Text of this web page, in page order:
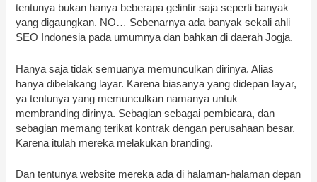
tentunya bukan hanya beberapa gelintir saja seperti banyak
yang digaungkan. NO… Sebenarnya ada banyak sekali ahli
SEO Indonesia pada umumnya dan bahkan di daerah Jogja.
Hanya saja tidak semuanya memunculkan dirinya. Alias
hanya dibelakang layar. Karena biasanya yang didepan layar,
ya tentunya yang memunculkan namanya untuk
membranding dirinya. Sebagian sebagai pembicara, dan
sebagian memang terikat kontrak dengan perusahaan besar.
Karena itulah mereka melakukan branding.
Dan tentunya website mereka ada di halaman-halaman depan